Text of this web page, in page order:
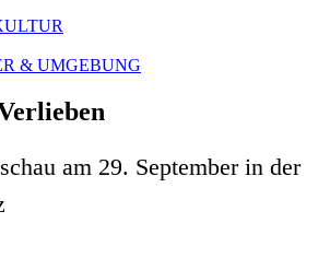
& UMGEBUNG
am 29. September in der